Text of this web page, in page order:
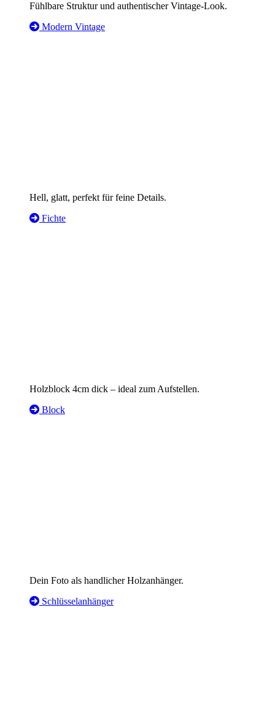
Fühlbare Struktur und authentischer Vintage-Look.
Modern Vintage
Hell, glatt, perfekt für feine Details.
Fichte
Holzblock 4cm dick – ideal zum Aufstellen.
Block
Dein Foto als handlicher Holzanhänger.
Schlüsselanhänger